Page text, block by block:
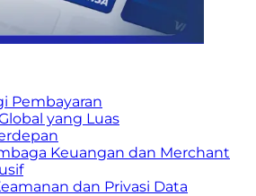
Pembayaran
yang Luas
Keuangan dan Merchant
dan Privasi Data